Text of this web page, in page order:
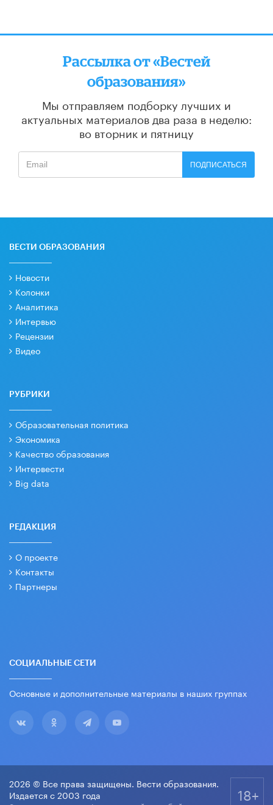
Рассылка от «Вестей
образования»
Мы отправляем подборку лучших и
актуальных материалов два раза в неделю:
во вторник и пятницу
ПОДПИСАТЬСЯ
ВЕСТИ ОБРАЗОВАНИЯ
Новости
Колонки
Аналитика
Интервью
Рецензии
Видео
РУБРИКИ
Образовательная политика
Экономика
Качество образования
Интервести
Big data
РЕДАКЦИЯ
О проекте
Контакты
Партнеры
СОЦИАЛЬНЫЕ СЕТИ
Основные и дополнительные материалы в наших группах
2026 © Все права защищены. Вести образования.
Издается с 2003 года
18+